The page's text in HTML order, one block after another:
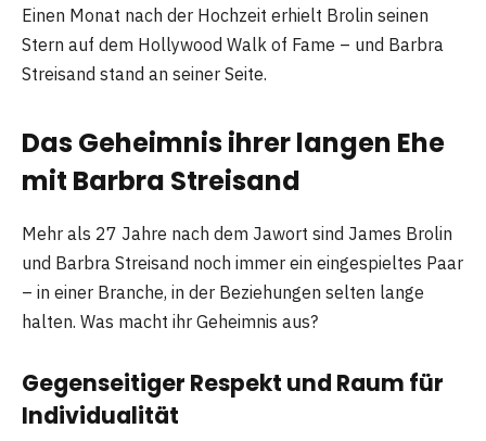
Einen Monat nach der Hochzeit erhielt Brolin seinen
Stern auf dem Hollywood Walk of Fame – und Barbra
Streisand stand an seiner Seite.
Das Geheimnis ihrer langen Ehe
mit Barbra Streisand
Mehr als 27 Jahre nach dem Jawort sind James Brolin
und Barbra Streisand noch immer ein eingespieltes Paar
– in einer Branche, in der Beziehungen selten lange
halten. Was macht ihr Geheimnis aus?
Gegenseitiger Respekt und Raum für
Individualität